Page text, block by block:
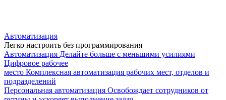
Автоматизация
Легко настроить без программирования
Автоматизация Делайте больше с меньшими усилиями
Цифровое рабочее
место Комплексная автоматизация рабочих мест, отделов и
подразделений
Персональная автоматизация Освобождает сотрудников от